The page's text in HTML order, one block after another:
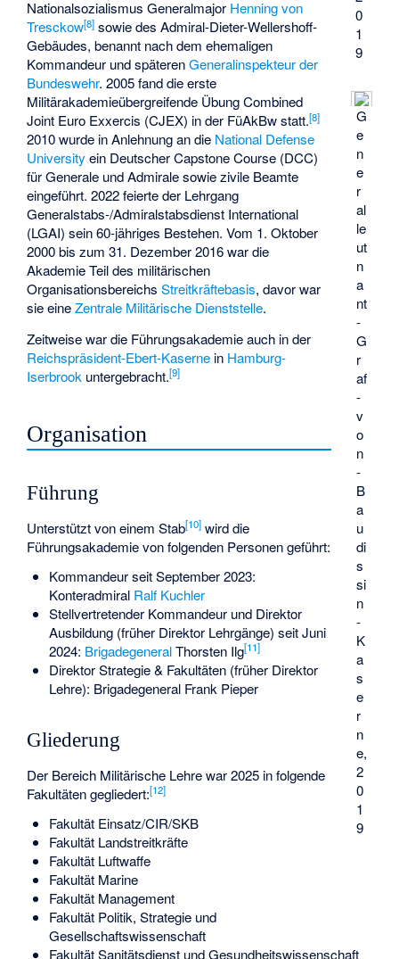
0
1
9
G
e
n
e
r
al
le
ut
n
a
nt
-
G
r
af
-
v
o
n
-
B
a
u
di
s
si
n
-
K
a
s
e
r
n
e,
2
0
1
9
Nationalsozialismus Generalmajor Henning von
Tresckow[8] sowie des Admiral-Dieter-Wellershoff-
Gebäudes, benannt nach dem ehemaligen
Kommandeur und späterenGeneralinspekteur der
Bundeswehr. 2005 fand die erste
Militärakademieübergreifende Übung Combined
Joint Euro Exxercis (CJEX) in der FüAkBw statt.[8]
2010 wurde in Anlehnung an die National Defense
University ein Deutscher Capstone Course (DCC)
für Generale und Admirale sowie zivile Beamte
eingeführt. 2022 feierte der Lehrgang
Generalstabs-/Admiralstabsdienst International
(LGAI) sein 60-jähriges Bestehen. Vom 1. Oktober
2000 bis zum 31. Dezember 2016 war die
Akademie Teil des militärischen
OrganisationsbereichsStreitkräftebasis, davor war
sie eineZentrale Militärische Dienststelle.
Zeitweise war die Führungsakademie auch in der
Reichspräsident-Ebert-Kaserne in Hamburg-
Iserbrook untergebracht.[9]
Organisation
Führung
Unterstützt von einem Stab[10] wird die
Führungsakademie von folgenden Personen geführt:
Kommandeur seit September 2023:
Konteradmiral Ralf Kuchler
Stellvertretender Kommandeur und Direktor
Ausbildung (früher Direktor Lehrgänge) seit Juni
2024: Brigadegeneral Thorsten Ilg[11]
Direktor Strategie & Fakultäten (früher Direktor
Lehre): Brigadegeneral Frank Pieper
Gliederung
Der Bereich Militärische Lehre war 2025 in folgende
Fakultäten gegliedert:[12]
Fakultät Einsatz/CIR/SKB
Fakultät Landstreitkräfte
Fakultät Luftwaffe
Fakultät Marine
Fakultät Management
Fakultät Politik, Strategie und
Gesellschaftswissenschaft
Fakultät Sanitätsdienst und Gesundheitswissenschaft